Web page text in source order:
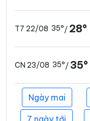
T7 22/08 35°/ 28°
CN 23/08 35°/35°
Ngày mai
7 ngày tới